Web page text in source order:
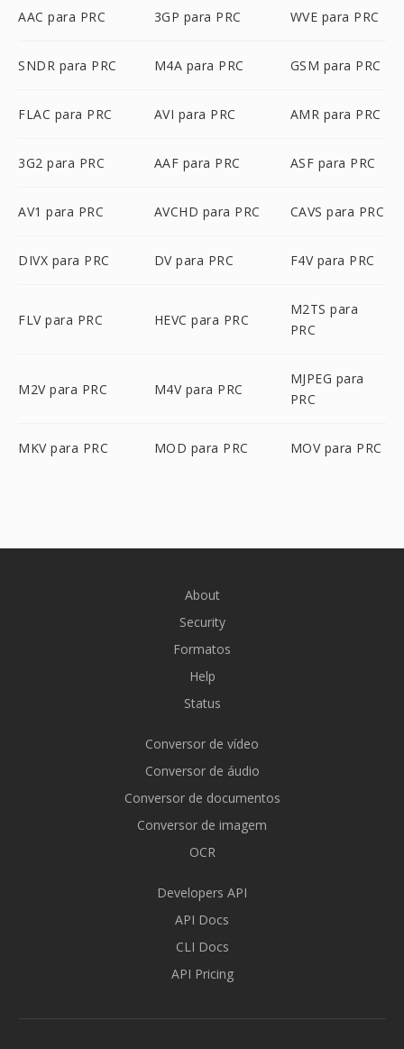
AAC para PRC 3GP para PRC WVE para PRC
SNDR para PRC M4A para PRC GSM para PRC
FLAC para PRC AVI para PRC AMR para PRC
3G2 para PRC AAF para PRC ASF para PRC
AV1 para PRC AVCHD para PRC CAVS para PRC
DIVX para PRC DV para PRC F4V para PRC
FLV para PRC HEVC para PRC
M2TS para
PRC
M2V para PRC M4V para PRC
MJPEG para
PRC
MKV para PRC MOD para PRC MOV para PRC
About
Security
Formatos
Help
Status
Conversor de vídeo
Conversor de áudio
Conversor de documentos
Conversor de imagem
OCR
Developers API
API Docs
CLI Docs
API Pricing